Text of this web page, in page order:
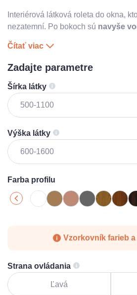
Interiérová látková roleta do okna,
nezatemní. Po bokoch sú navyše
Čítať viac
Zadajte parametre
Šírka látky
Výška látky
Farba profilu
Vzorkovník farieb
Strana ovládania
Ľavá